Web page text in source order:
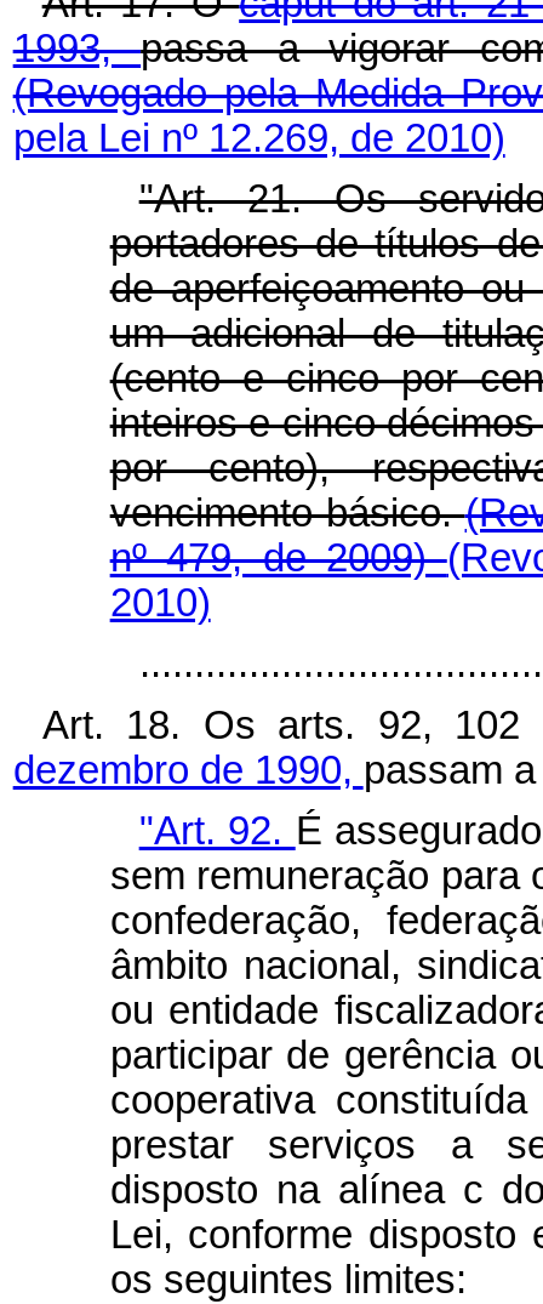
1993,passa a vigorar
(Revogado pela Medida
pela Lei nº 12.269, de 2010)
"Art. 21. Os
portadores de títulos
de aperfeiçoamento
um adicional de
(cento e cinco por
inteiros e cinco
por cento),
vencimento básico.
nº 479, de 2009)
2010)
Art. 18. Os arts. 92,
dezembro de 1990, passam
"Art. 92. É
sem remuneração para
confederação,
âmbito nacional,
ou entidade
participar de gerência
cooperativa
prestar serviços a
disposto na alínea c
Lei, conforme disposto
os seguintes limites: